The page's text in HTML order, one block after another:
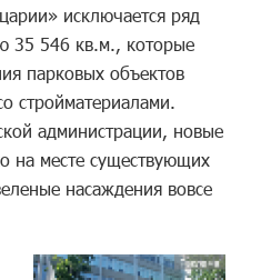
исключается ряд
35 546 кв.м., которые
парковых объектов
стройматериалами.
администрации, новые
на месте существующих
насаждения вовсе